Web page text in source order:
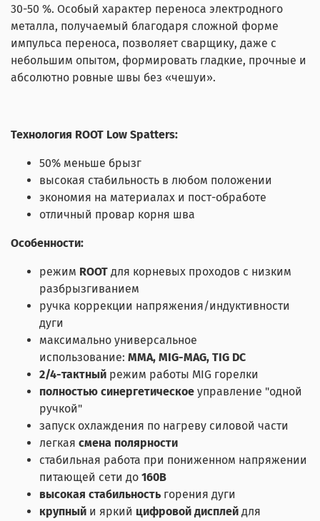
30-50 %. Особый характер переноса электродного
металла, получаемый благодаря сложной форме
импульса переноса, позволяет сварщику, даже с
небольшим опытом, формировать гладкие, прочные и
абсолютно ровные швы без «чешуи».
Технология ROOT Low Spatters:
50% меньше брызг
высокая стабильность в любом положении
экономия на материалах и пост-обработе
отличный провар корня шва
Особенности:
режим ROOT для корневых проходов с низким
разбрызгиванием
ручка коррекции напряжения/индуктивности
дуги
максимально универсальное
использование: MMA, MIG-MAG, TIG DC
2/4-тактный режим работы MIG горелки
полностью синергетическое управление "одной
ручкой"
запуск охлаждения по нагреву силовой части
легкая смена полярности
стабильная работа при пониженном напряжении
питающей сети до 160В
высокая стабильность горения дуги
крупный и яркий цифровой дисплей для